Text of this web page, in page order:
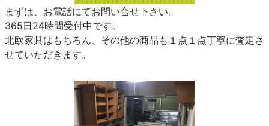
まずは、お電話にてお問い合せ下さい。
365日24時間受付中です。
北欧家具はもちろん、その他の商品も１点１点丁寧に査定さ
せていただきます。